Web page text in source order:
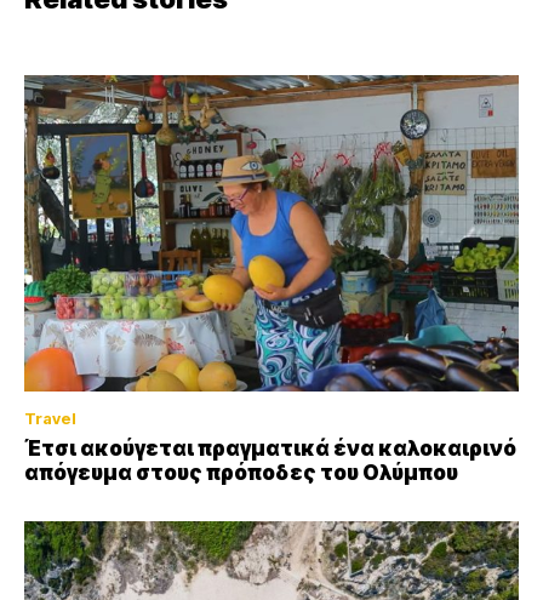
Travel
Έτσι ακούγεται πραγματικά ένα καλοκαιρινό
απόγευμα στους πρόποδες του Ολύμπου